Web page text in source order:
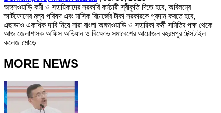
অঙ্গনওয়াড়ি কর্মী ও সহায়িকাদের সরকারি কর্মচারী স্বীকৃতি দিতে হবে, অবিলম্বে
স্মার্টফোনের মূল্য পরিষদ এবং মাসিক রিচার্জের টাকা সরকারকে প্রদান করতে হবে,
এছাড়াও একাধিক দাবি নিয়ে সারা বাংলা অঙ্গনওয়াড়ি ও সহায়িকা কর্মী সমিতির পক্ষ থেকে
আজ জেলাশাসক অফিস অভিযান ও বিক্ষোভ সমাবেশের আয়োজন বহরমপুর টেক্সটাইল
কলেজ মোড়ে
MORE NEWS